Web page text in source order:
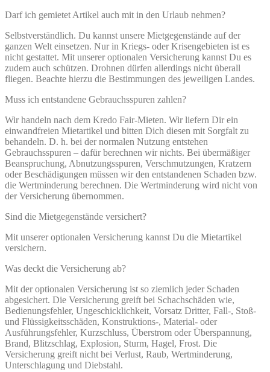
Darf ich gemietet Artikel auch mit in den Urlaub nehmen?
Selbstverständlich. Du kannst unsere Mietgegenstände auf der
ganzen Welt einsetzen. Nur in Kriegs- oder Krisengebieten ist es
nicht gestattet. Mit unserer optionalen Versicherung kannst Du es
zudem auch schützen. Drohnen dürfen allerdings nicht überall
fliegen. Beachte hierzu die Bestimmungen des jeweiligen Landes.
Muss ich entstandene Gebrauchsspuren zahlen?
Wir handeln nach dem Kredo Fair-Mieten. Wir liefern Dir ein
einwandfreien Mietartikel und bitten Dich diesen mit Sorgfalt zu
behandeln. D. h. bei der normalen Nutzung entstehen
Gebrauchsspuren – dafür berechnen wir nichts. Bei übermäßiger
Beanspruchung, Abnutzungsspuren, Verschmutzungen, Kratzern
oder Beschädigungen müssen wir den entstandenen Schaden bzw.
die Wertminderung berechnen. Die Wertminderung wird nicht von
der Versicherung übernommen.
Sind die Mietgegenstände versichert?
Mit unserer optionalen Versicherung kannst Du die Mietartikel
versichern.
Was deckt die Versicherung ab?
Mit der optionalen Versicherung ist so ziemlich jeder Schaden
abgesichert. Die Versicherung greift bei Schachschäden wie,
Bedienungsfehler, Ungeschicklichkeit, Vorsatz Dritter, Fall-, Stoß-
und Flüssigkeitsschäden, Konstruktions-, Material- oder
Ausführungsfehler, Kurzschluss, Überstrom oder Überspannung,
Brand, Blitzschlag, Explosion, Sturm, Hagel, Frost. Die
Versicherung greift nicht bei Verlust, Raub, Wertminderung,
Unterschlagung und Diebstahl.